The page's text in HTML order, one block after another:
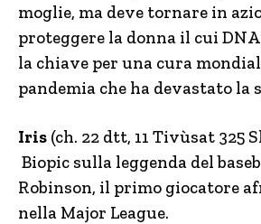
moglie, ma deve tornare in
proteggere la donna il cui DNA
la chiave per una cura
pandemia che ha devastato la
Iris (ch. 22 dtt, 11 Tivùsat 325
Biopic sulla leggenda del
Robinson, il primo giocatore
nella Major League.